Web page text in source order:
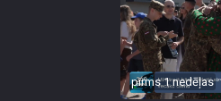
pirms 1 nedēļas